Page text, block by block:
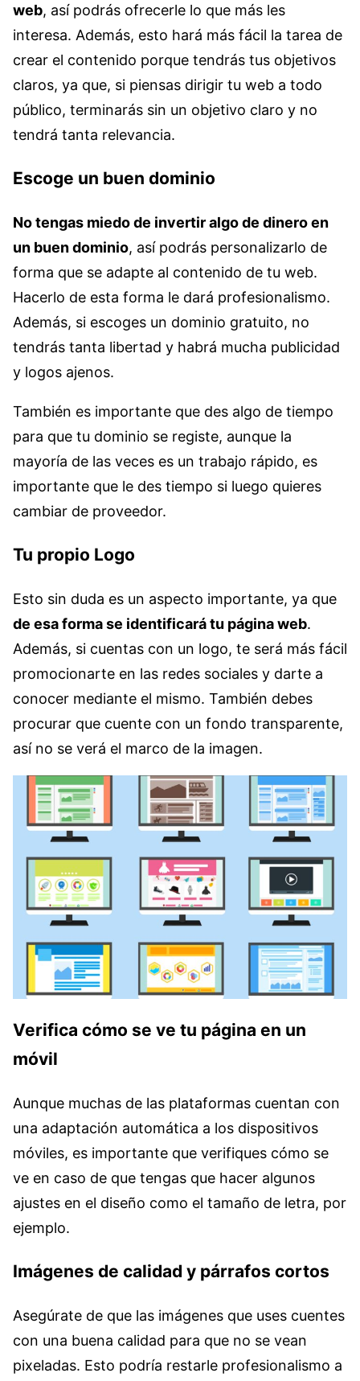
web, así podrás ofrecerle lo que más les
interesa. Además, esto hará más fácil la tarea de
crear el contenido porque tendrás tus objetivos
claros, ya que, si piensas dirigir tu web a todo
público, terminarás sin un objetivo claro y no
tendrá tanta relevancia.
Escoge un buen dominio
No tengas miedo de invertir algo de dinero en
un buen dominio, así podrás personalizarlo de
forma que se adapte al contenido de tu web.
Hacerlo de esta forma le dará profesionalismo.
Además, si escoges un dominio gratuito, no
tendrás tanta libertad y habrá mucha publicidad
y logos ajenos.
También es importante que des algo de tiempo
para que tu dominio se registe, aunque la
mayoría de las veces es un trabajo rápido, es
importante que le des tiempo si luego quieres
cambiar de proveedor.
Tu propio Logo
Esto sin duda es un aspecto importante, ya que
de esa forma se identificará tu página web.
Además, si cuentas con un logo, te será más fácil
promocionarte en las redes sociales y darte a
conocer mediante el mismo. También debes
procurar que cuente con un fondo transparente,
así no se verá el marco de la imagen.
Verifica cómo se ve tu página en un
móvil
Aunque muchas de las plataformas cuentan con
una adaptación automática a los dispositivos
móviles, es importante que verifiques cómo se
ve en caso de que tengas que hacer algunos
ajustes en el diseño como el tamaño de letra, por
ejemplo.
Imágenes de calidad y párrafos cortos
Asegúrate de que las imágenes que uses cuentes
con una buena calidad para que no se vean
pixeladas. Esto podría restarle profesionalismo a